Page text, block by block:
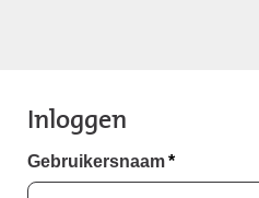
Inloggen
Gebruikersnaam*